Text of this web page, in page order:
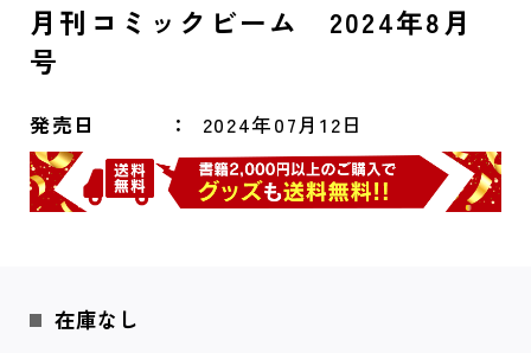
月刊コミックビーム 2024年8月
号
発売日 2024年07月12日
在庫なし